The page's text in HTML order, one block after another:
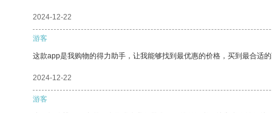
2024-12-22
游客
这款app是我购物的得力助手，让我能够找到最优惠的价格，买到最合适的
2024-12-22
游客